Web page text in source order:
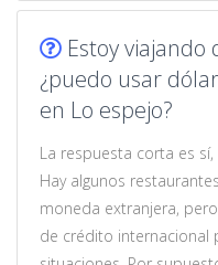
Estoy
¿puedo usar
en Lo espejo?
La respuesta corta es
Hay algunos
moneda extranjera,
de crédito internacional